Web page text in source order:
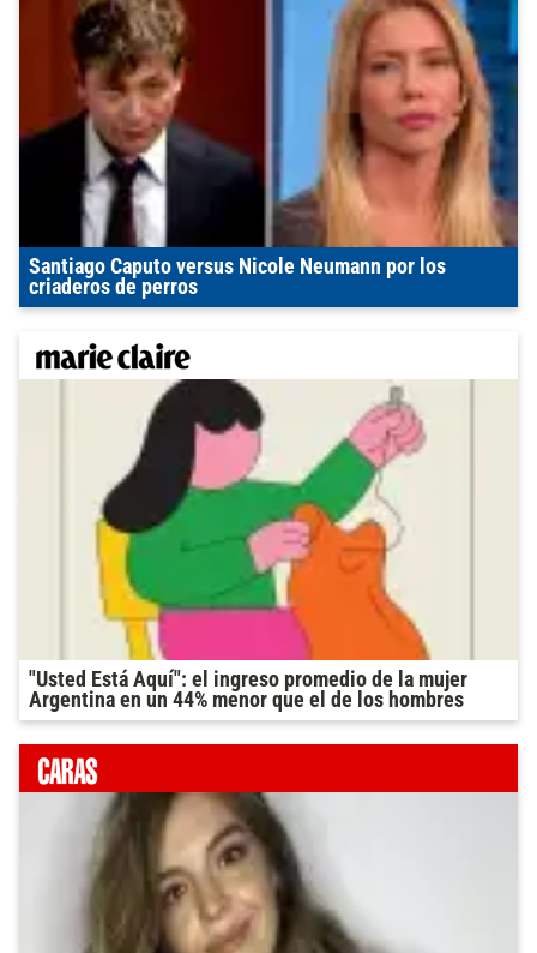
Santiago Caputo versus Nicole Neumann por los
criaderos de perros
"Usted Está Aquí": el ingreso promedio de la mujer
Argentina en un 44% menor que el de los hombres